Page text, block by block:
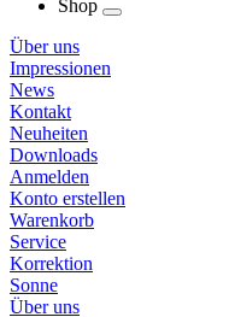
Shop
Über uns
Impressionen
News
Kontakt
Neuheiten
Downloads
Anmelden
Konto erstellen
Warenkorb
Service
Korrektion
Sonne
Über uns